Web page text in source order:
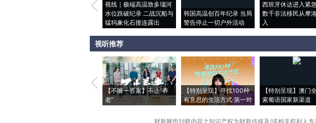
视线｜极端高温致多瑙河
水位跌破纪录 二战沉船与
猛犸象化石接连露出
韩国高温创百年纪录 当局
警告停止一切户外活动
西班牙休达进入紧
数千非法移民从摩
入
视听推荐
【不唯一答案】不止“养
老”
【特别呈现】寻找100种
有意思的生活方式·第一对
【特别呈现】澳门
索葡语国家新渠道
财新网所刊载内容之知识产权为财新传媒及/或相关权利人